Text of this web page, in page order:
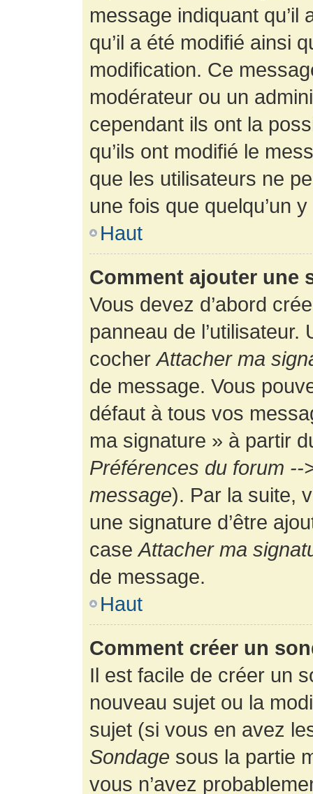
message indiquant
qu’il a été modifié ainsi
modification. Ce
modérateur ou un
cependant ils ont la
qu’ils ont modifié le
que les utilisateurs ne
une fois que quelqu’un
Haut
Comment ajouter une
Vous devez d’abord
panneau de
cocherAttacher ma
de message. Vous
défaut à tous vos
ma signature » à partir
Préférences du forum
message). Par la suite,
une signature d’être
caseAttacher ma
de message.
Haut
Comment créer un
Il est facile de créer un
nouveau sujet ou la
sujet (si vous en avez
Sondage sous la partie
vous n’avez